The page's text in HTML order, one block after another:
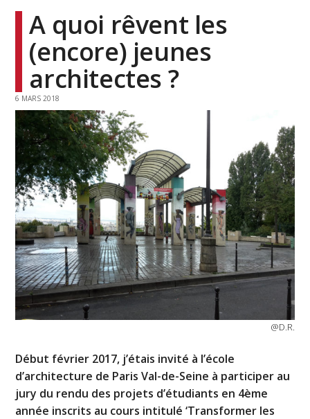
A quoi rêvent les
(encore) jeunes
architectes ?
6 MARS 2018
@D.R.
Début février 2017, j’étais invité à l’école
d’architecture de Paris Val-de-Seine à participer au
jury du rendu des projets d’étudiants en 4ème
année inscrits au cours intitulé ‘Transformer les